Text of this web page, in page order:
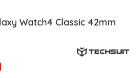
Watch4 Classic 42mm